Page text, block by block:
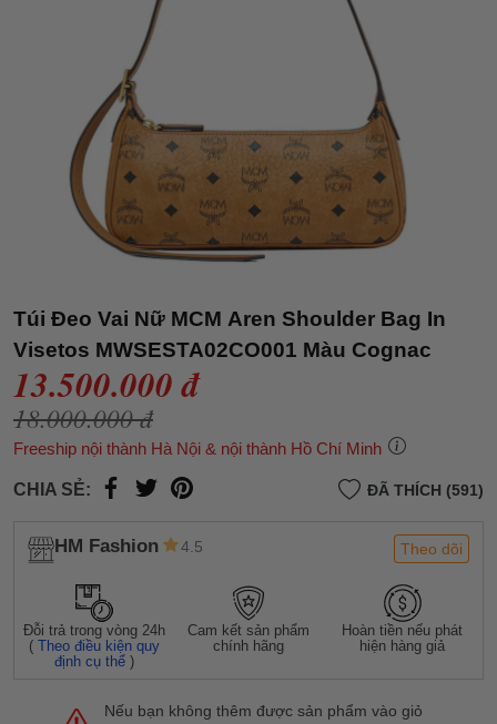
Túi Đeo Vai Nữ MCM Aren Shoulder Bag In
Visetos MWSESTA02CO001 Màu Cognac
13.500.000 đ
18.000.000 đ
Freeship nội thành Hà Nội & nội thành Hồ Chí Minh
CHIA SẺ: ĐÃ THÍCH (591)
HM Fashion 4.5 Theo dõi
Đỗi trả trong vòng 24h
(Theo điều kiện quy
định cụ thể )
Cam kết sản phẩm
chính hãng
Hoàn tiền nếu phát
hiện hàng giả
Nếu bạn không thêm được sản phẩm vào giỏ